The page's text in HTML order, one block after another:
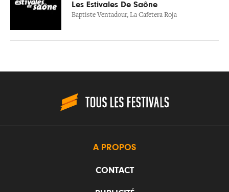
Les Estivales De Saône
Baptiste Ventadour, La Cafetera Roja
A PROPOS
CONTACT